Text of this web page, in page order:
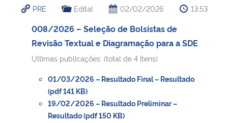
Ministério da Cidadania
Ministério de Minas e Energia
Ministério da Ciência, Tecnologia, Inovações e Comunicações
Ministério do Meio Ambiente
PRE Edital 02/02/2026 13:53
008/2026 – Seleção de Bolsistas de
Revisão Textual e Diagramação para a SDE
Ultimas publicações: (total de 4 itens)
01/03/2026 – Resultado Final – Resultado
(pdf 141 KB)
19/02/2026 – Resultado Preliminar –
Resultado (pdf 150 KB)